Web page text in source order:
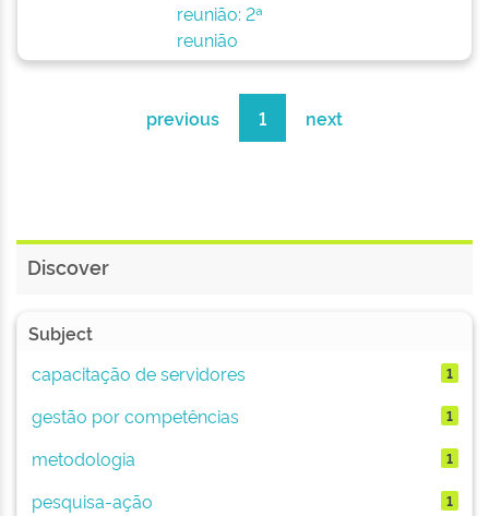
reunião: 2ª
reunião
previous 1 next
Discover
Subject
capacitação de servidores
1
gestão por competências 1
metodologia 1
pesquisa-ação 1